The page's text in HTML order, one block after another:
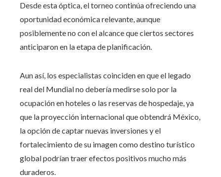
Desde esta óptica, el torneo continúa ofreciendo una
oportunidad económica relevante, aunque
posiblemente no con el alcance que ciertos sectores
anticiparon en la etapa de planificación.
Aun así, los especialistas coinciden en que el legado
real del Mundial no debería medirse solo por la
ocupación en hoteles o las reservas de hospedaje, ya
que la proyección internacional que obtendrá México,
la opción de captar nuevas inversiones y el
fortalecimiento de su imagen como destino turístico
global podrían traer efectos positivos mucho más
duraderos.